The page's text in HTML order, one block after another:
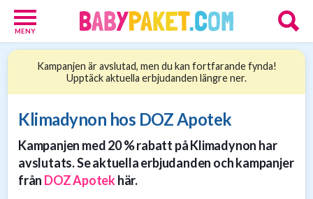
MENY
Kampanjen är avslutad, men du kan fortfarande fynda!
Upptäck aktuella erbjudanden längre ner.
Klimadynon hos DOZ Apotek
Kampanjen med 20 % rabatt på Klimadynon har
avslutats. Se aktuella erbjudanden och kampanjer
från DOZ Apotekhär.
Föräldrar
Erbjudanden
Presenttips
15
Personliga
gåvor